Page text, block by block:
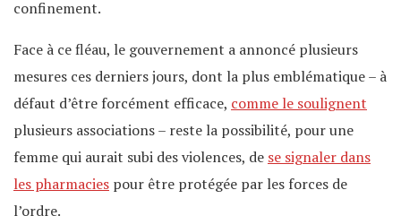
confinement.
Face à ce fléau, le gouvernement a annoncé plusieurs
mesures ces derniers jours, dont la plus emblématique – à
défaut d’être forcément efficace, comme le soulignent
plusieurs associations – reste la possibilité, pour une
femme qui aurait subi des violences, de se signaler dans
les pharmacies pour être protégée par les forces de
l’ordre.